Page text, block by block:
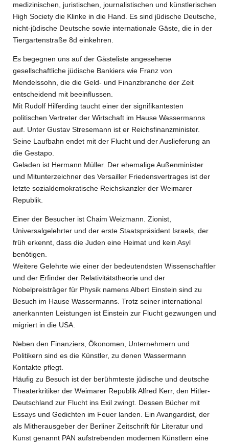
medizinischen, juristischen, journalistischen und künstlerischen
High Society die Klinke in die Hand. Es sind jüdische Deutsche,
nicht-jüdische Deutsche sowie internationale Gäste, die in der
Tiergartenstraße 8d einkehren.
Es begegnen uns auf der Gästeliste angesehene
gesellschaftliche jüdische Bankiers wie Franz von
Mendelssohn, die die Geld- und Finanzbranche der Zeit
entscheidend mit beeinflussen.
Mit Rudolf Hilferding taucht einer der signifikantesten
politischen Vertreter der Wirtschaft im Hause Wassermanns
auf. Unter Gustav Stresemann ist er Reichsfinanzminister.
Seine Laufbahn endet mit der Flucht und der Auslieferung an
die Gestapo.
Geladen ist Hermann Müller. Der ehemalige Außenminister
und Mitunterzeichner des Versailler Friedensvertrages ist der
letzte sozialdemokratische Reichskanzler der Weimarer
Republik.
Einer der Besucher ist Chaim Weizmann. Zionist,
Universalgelehrter und der erste Staatspräsident Israels, der
früh erkennt, dass die Juden eine Heimat und kein Asyl
benötigen.
Weitere Gelehrte wie einer der bedeutendsten Wissenschaftler
und der Erfinder der Relativitätstheorie und der
Nobelpreisträger für Physik namens Albert Einstein sind zu
Besuch im Hause Wassermanns. Trotz seiner international
anerkannten Leistungen ist Einstein zur Flucht gezwungen und
migriert in die USA.
Neben den Finanziers, Ökonomen, Unternehmern und
Politikern sind es die Künstler, zu denen Wassermann
Kontakte pflegt.
Häufig zu Besuch ist der berühmteste jüdische und deutsche
Theaterkritiker der Weimarer Republik Alfred Kerr, den Hitler-
Deutschland zur Flucht ins Exil zwingt. Dessen Bücher mit
Essays und Gedichten im Feuer landen. Ein Avangardist, der
als Mitherausgeber der Berliner Zeitschrift für Literatur und
Kunst genannt PAN aufstrebenden modernen Künstlern eine